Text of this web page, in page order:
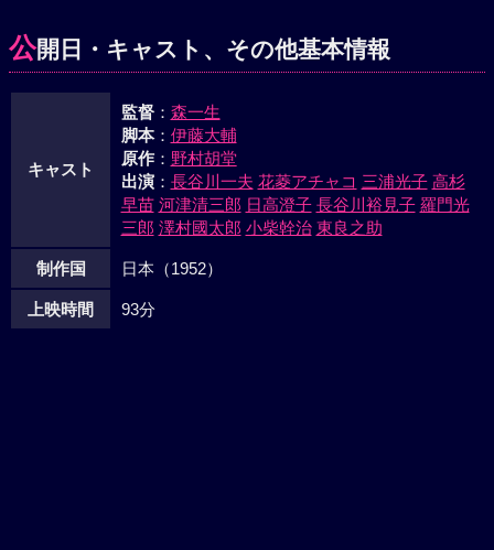
公開日・キャスト、その他基本情報
キャスト
監督： 森一生
脚本： 伊藤大輔
原作： 野村胡堂
出演： 長谷川一夫 花菱アチャコ 三浦光子 高杉
早苗 河津清三郎 日高澄子 長谷川裕見子 羅門光
三郎 澤村國太郎 小柴幹治 東良之助
制作国 日本（1952）
上映時間 93分